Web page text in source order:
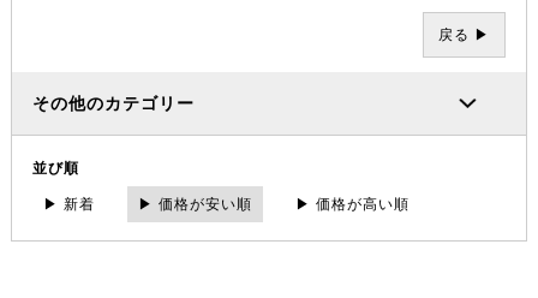
戻る ▶
その他のカテゴリー
並び順
▶ 新着 ▶ 価格が安い順 ▶ 価格が高い順